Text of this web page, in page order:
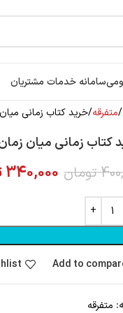
سامانه خدمات مشتریان
متفرقه خرید کتاب زمانی
کتاب زمانی میان
تومان 340,000
Add to
متفرقه